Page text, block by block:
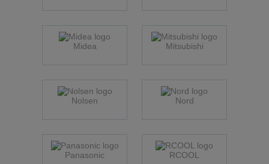
Midea Mitsubishi
Nolsen Nord
Panasonic RCOOL